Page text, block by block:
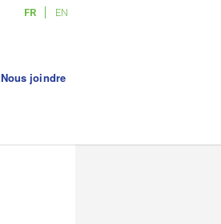
FR EN
Nous joindre